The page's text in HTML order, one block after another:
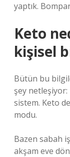
yaptık.
Keto
kişisel
Bütün bu
şey
sistem. Keto
modu.
Bazen sabah
akşam eve